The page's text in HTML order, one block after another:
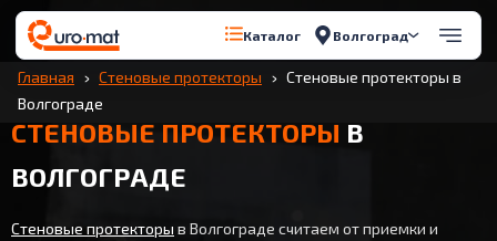
Каталог Волгоград
Главная Стеновые протекторы
Стеновые протекторы в
Волгограде
СТЕНОВЫЕ ПРОТЕКТОРЫ В
ВОЛГОГРАДЕ
Стеновые протекторы в Волгограде считаем от приемки и